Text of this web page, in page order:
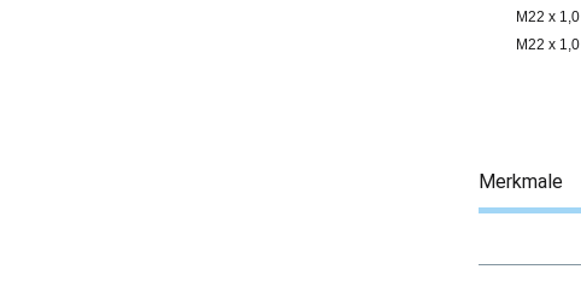
M22 x 1,0
M22 x 1,0
Merkmale